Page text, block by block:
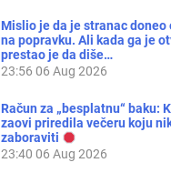
Mislio je da je stranac doneo
na popravku. Ali kada ga je
prestao je da diše…
23:56 06 Aug 2026
Račun za „besplatnu“ baku:
zaovi priredila večeru koju
zaboraviti
23:40 06 Aug 2026